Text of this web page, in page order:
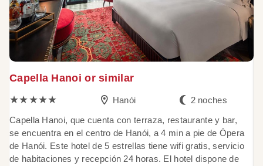
Capella Hanoi or similar
★★★★★
Hanói 2 noches
Capella Hanoi, que cuenta con terraza, restaurante y bar,
se encuentra en el centro de Hanói, a 4 min a pie de Ópera
de Hanói. Este hotel de 5 estrellas tiene wifi gratis, servicio
de habitaciones y recepción 24 horas. El hotel dispone de